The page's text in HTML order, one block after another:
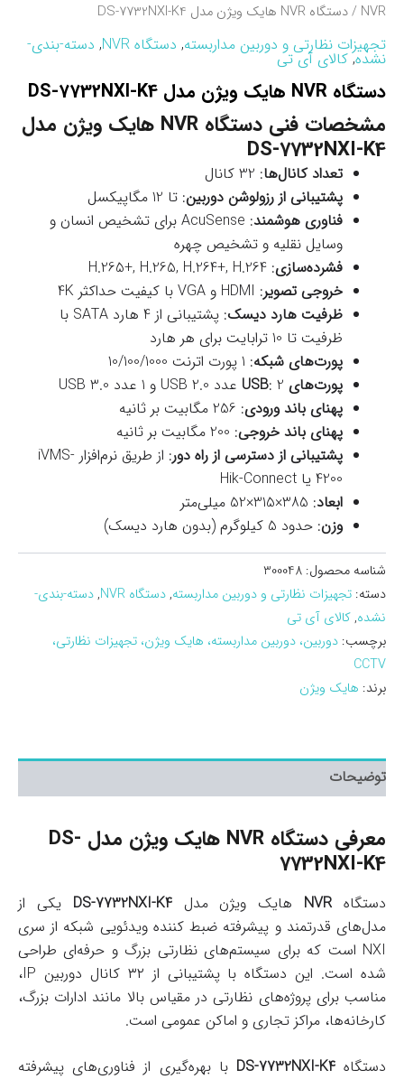
NVR / دستگاه NVR هایک ویژن مدل DS-7732NXI-K4
تجهیزات نظارتی و دوربین مداربسته, دستگاه NVR , دسته-بندی-
نشده,کالای آی تی
دستگاه NVR هایک ویژن مدل DS-7732NXI-K4
مشخصات فنی دستگاه NVR هایک ویژن مدل
DS-7732NXI-K4
تعداد کانال‌ها: 32 کانال
پشتیبانی از رزولوشن دوربین: تا 12 مگاپیکسل
فناوری هوشمند
: AcuSense برای تشخیص انسان و
وسایل نقلیه و تشخیص چهره
فشرده‌سازی: H.265+, H.265, H.264+, H.264
خروجی تصویر: HDMI و VGA با کیفیت حداکثر 4K
ظرفیت هارد دیسک
: پشتیبانی از 4 هارد SATA با
ظرفیت تا 10 ترابایت برای هر هارد
پورت‌های شبکه: 1 پورت اترنت 10/100/1000
پورت‌های USB : 2 عدد USB 2.0 و 1 عدد USB 3.0
پهنای باند ورودی: 256 مگابیت بر ثانیه
پهنای باند خروجی: 200 مگابیت بر ثانیه
پشتیبانی از دسترسی از راه دور
: از طریق نرم‌افزار iVMS-
4200 یا Hik-Connect
ابعاد: 385×315×52 میلی‌متر
وزن: حدود 5 کیلوگرم (بدون هارد دیسک)
شناسه محصول: 300048
دسته: تجهیزات نظارتی و دوربین مداربسته,دستگاه NVR ,دسته-بندی-
نشده,کالای آی تی
برچسب: دوربین، دوربین مداربسته، هایک ویژن، تجهیزات نظارتی،
CCTV
برند: هایک ویژن
توضیحات
معرفی دستگاه NVR هایک ویژن مدل DS-
7732NXI-K4
دستگاه NVR هایک ویژن مدلDS-7732NXI-K4 یکی از
مدل‌های قدرتمند و پیشرفته ضبط کننده ویدئویی شبکه از سری
NXI است که برای سیستم‌های نظارتی بزرگ و حرفه‌ای طراحی
شده است. این دستگاه با پشتیبانی از ۳۲ کانال دوربین IP،
مناسب برای پروژه‌های نظارتی در مقیاس بالا مانند ادارات بزرگ،
کارخانه‌ها، مراکز تجاری و اماکن عمومی است.
دستگاهDS-7732NXI-K4 با بهره‌گیری از فناوری‌های پیشرفته